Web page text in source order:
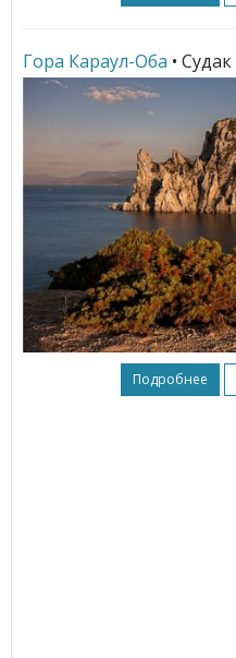
Гора Караул-Оба • Судак
Подробнее